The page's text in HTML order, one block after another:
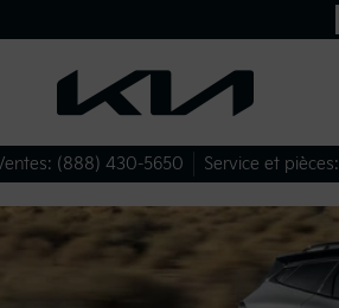
(888) 430-5650 Service et pièces: